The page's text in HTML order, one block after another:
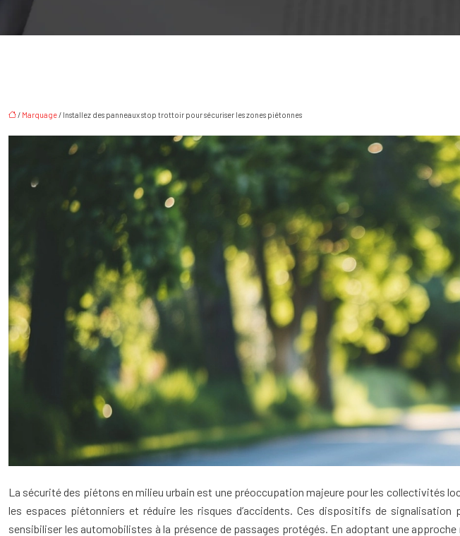
/ Marquage/ Installez des panneaux stop trottoir pour sécuriser les zones piétonnes
La sécurité des piétons en milieu urbain est une préoccupation majeure pour les collectivités
les espaces piétonniers et réduire les risques d’accidents. Ces dispositifs de
sensibiliser les automobilistes à la présence de passages protégés. En adoptant une